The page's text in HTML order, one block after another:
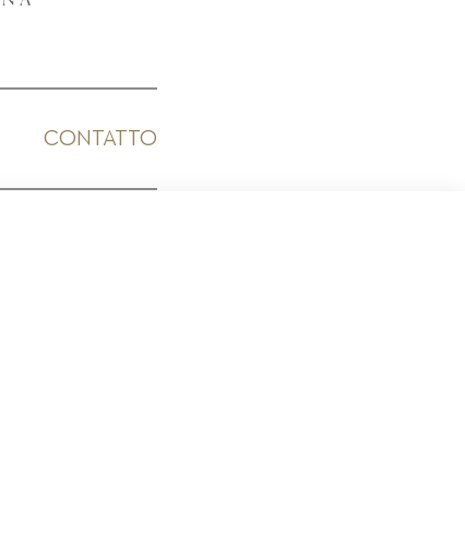
CONTATTO